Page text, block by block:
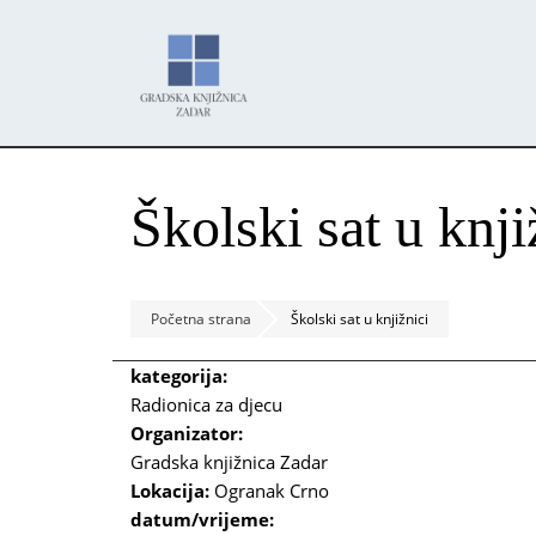
Školski sat u
Početna strana Školski sat u knjižnici
kategorija:
Radionica za djecu
Organizator:
Gradska knjižnica Zadar
Lokacija: Ogranak Crno
datum/vrijeme: